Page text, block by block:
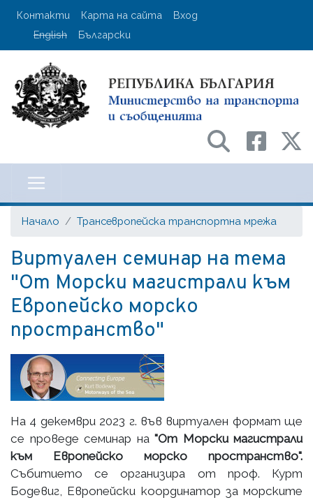
Премини
User account menu
Контакти Карта на сайта
Вход
English
Български
на транспорта
Начало Трансевропейска транспортна мрежа
Виртуален семинар на тема
"От Морски магистрали към
Европейско морско
пространство"
На 4 декември 2023 г. във виртуален формат ще
се проведе семинар на "От Морски магистрали
към Европейско морско пространство".
Събитието се организира от проф. Курт
Бодевиг, Европейски координатор за морските